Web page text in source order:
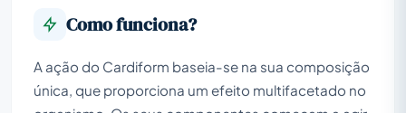
Como funciona?
A ação do Cardiform baseia-se na sua composição
única, que proporciona um efeito multifacetado no